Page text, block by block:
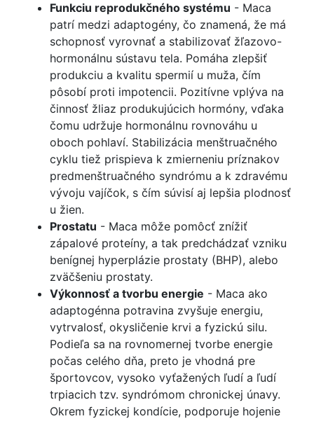
Funkciu reprodukčného systému - Maca
patrí medzi adaptogény, čo znamená, že má
schopnosť vyrovnať a stabilizovať žľazovo-
hormonálnu sústavu tela. Pomáha zlepšiť
produkciu a kvalitu spermií u muža, čím
pôsobí proti impotencii. Pozitívne vplýva na
činnosť žliaz produkujúcich hormóny, vďaka
čomu udržuje hormonálnu rovnováhu u
oboch pohlaví. Stabilizácia menštruačného
cyklu tiež prispieva k zmierneniu príznakov
predmenštruačného syndrómu a k zdravému
vývoju vajíčok, s čím súvisí aj lepšia plodnosť
u žien.
Prostatu - Maca môže pomôcť znížiť
zápalové proteíny, a tak predchádzať vzniku
benígnej hyperplázie prostaty (BHP), alebo
zväčšeniu prostaty.
Výkonnosť a tvorbu energie - Maca ako
adaptogénna potravina zvyšuje energiu,
vytrvalosť, okysličenie krvi a fyzickú silu.
Podieľa sa na rovnomernej tvorbe energie
počas celého dňa, preto je vhodná pre
športovcov, vysoko vyťažených ľudí a ľudí
trpiacich tzv. syndrómom chronickej únavy.
Okrem fyzickej kondície, podporuje hojenie